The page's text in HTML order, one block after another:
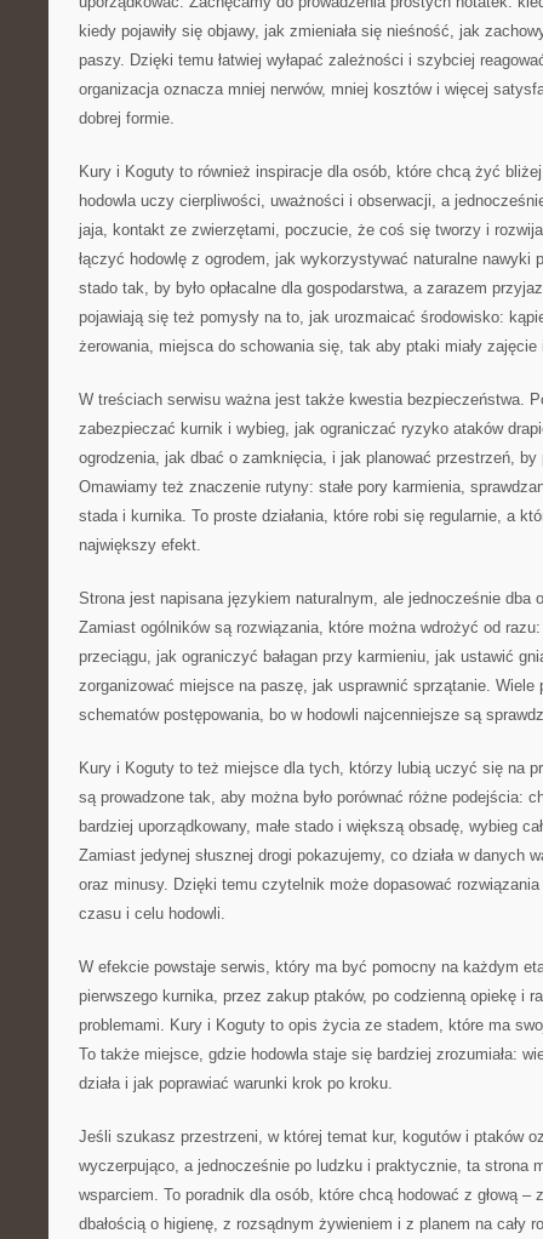
kiedy pojawiły się objawy, jak zmieniała się nieśność, jak
paszy. Dzięki temu łatwiej wyłapać zależności i szybciej
organizacja oznacza mniej nerwów, mniej kosztów i więcej
dobrej formie.
Kury i Koguty to również inspiracje dla osób, które chcą żyć
hodowla uczy cierpliwości, uważności i obserwacji, a
jaja, kontakt ze zwierzętami, poczucie, że coś się tworzy i
łączyć hodowlę z ogrodem, jak wykorzystywać naturalne nawyki
stado tak, by było opłacalne dla gospodarstwa, a zarazem
pojawiają się też pomysły na to, jak urozmaicać środowisko:
żerowania, miejsca do schowania się, tak aby ptaki miały zajęcie
W treściach serwisu ważna jest także kwestia bezpieczeństwa.
zabezpieczać kurnik i wybieg, jak ograniczać ryzyko ataków
ogrodzenia, jak dbać o zamknięcia, i jak planować przestrzeń, by
Omawiamy też znaczenie rutyny: stałe pory karmienia,
stada i kurnika. To proste działania, które robi się regularnie, a
największy efekt.
Strona jest napisana językiem naturalnym, ale jednocześnie dba
Zamiast ogólników są rozwiązania, które można wdrożyć od
przeciągu, jak ograniczyć bałagan przy karmieniu, jak ustawić
zorganizować miejsce na paszę, jak usprawnić sprzątanie. Wiele
schematów postępowania, bo w hodowli najcenniejsze są
Kury i Koguty to też miejsce dla tych, którzy lubią uczyć się na
są prowadzone tak, aby można było porównać różne podejścia:
bardziej uporządkowany, małe stado i większą obsadę, wybieg
Zamiast jedynej słusznej drogi pokazujemy, co działa w danych
oraz minusy. Dzięki temu czytelnik może dopasować
czasu i celu hodowli.
W efekcie powstaje serwis, który ma być pomocny na każdym
pierwszego kurnika, przez zakup ptaków, po codzienną opiekę i
problemami. Kury i Koguty to opis życia ze stadem, które ma
To także miejsce, gdzie hodowla staje się bardziej zrozumiała:
działa i jak poprawiać warunki krok po kroku.
Jeśli szukasz przestrzeni, w której temat kur, kogutów i ptaków
wyczerpująco, a jednocześnie po ludzku i praktycznie, ta strona
wsparciem. To poradnik dla osób, które chcą hodować z głową –
dbałością o higienę, z rozsądnym żywieniem i z planem na cały